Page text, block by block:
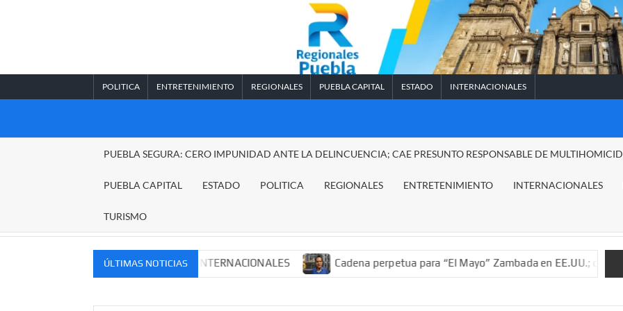
POLITICA ENTRETENIMIENTO REGIONALES PUEBLA CAPITAL ESTADO INTERNACIONALES
REGIONALES
PUEBLA SEGURA: CERO IMPUNIDAD ANTE LA DELINCUENCIA; CAE PRESUNTO RESPONSABLE DE
PUEBLA CAPITAL ESTADO POLITICA REGIONALES ENTRETENIMIENTO INTERNACIONALES
TURISMO
ÚLTIMAS NOTICIAS
NACIONALES E INTERNACIONALES Cadena perpetua para “El Mayo” Zambada en EE.UU.; ordenan decomiso